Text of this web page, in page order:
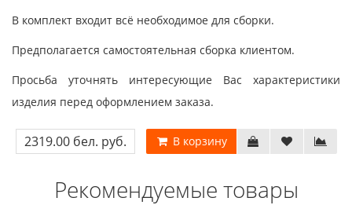
В комплект входит всё необходимое для сборки.
Предполагается самостоятельная сборка клиентом.
Просьба уточнять интересующие Вас характеристики
изделия перед оформлением заказа.
2319.00 бел. руб. В корзину
Рекомендуемые товары